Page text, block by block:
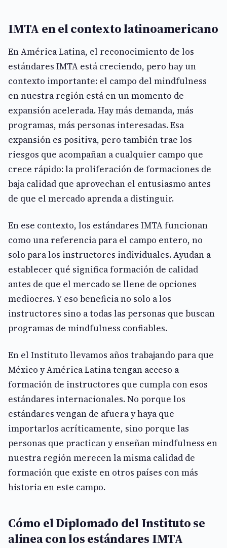
IMTA en el contexto latinoamericano
En América Latina, el reconocimiento de los
estándares IMTA está creciendo, pero hay un
contexto importante: el campo del mindfulness
en nuestra región está en un momento de
expansión acelerada. Hay más demanda, más
programas, más personas interesadas. Esa
expansión es positiva, pero también trae los
riesgos que acompañan a cualquier campo que
crece rápido: la proliferación de formaciones de
baja calidad que aprovechan el entusiasmo antes
de que el mercado aprenda a distinguir.
En ese contexto, los estándares IMTA funcionan
como una referencia para el campo entero, no
solo para los instructores individuales. Ayudan a
establecer qué significa formación de calidad
antes de que el mercado se llene de opciones
mediocres. Y eso beneficia no solo a los
instructores sino a todas las personas que buscan
programas de mindfulness confiables.
En el Instituto llevamos años trabajando para que
México y América Latina tengan acceso a
formación de instructores que cumpla con esos
estándares internacionales. No porque los
estándares vengan de afuera y haya que
importarlos acríticamente, sino porque las
personas que practican y enseñan mindfulness en
nuestra región merecen la misma calidad de
formación que existe en otros países con más
historia en este campo.
Cómo el Diplomado del Instituto se
alinea con los estándares IMTA